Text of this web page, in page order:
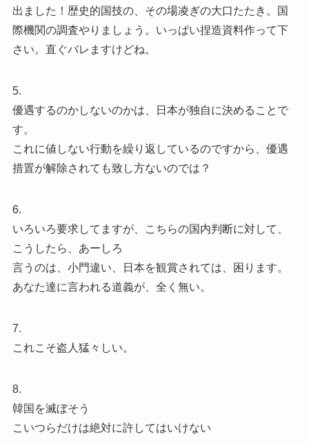
出ました！歴史的国技の、その場凌ぎの大口たたき。国
際機関の調査やりましょう。いっぱい捏造資料作って下
さい。直ぐバレますけどね。
5.
優遇するのかしないのかは、日本が独自に決めることで
す。
これに値しない行動を繰り返しているのですから、優遇
措置が解除されても致し方ないのでは？
6.
いろいろ要求してますが、こちらの国内判断に対して、
こうしたら、あーしろ
言うのは、小門違い、日本を観賞されては、困ります。
あなた達に言われる道義が、全く無い。
7.
これこそ盗人猛々しい。
8.
韓国を滅ぼそう
こいつらだけは絶対に許してはいけない